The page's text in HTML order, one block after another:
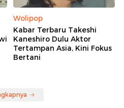
Wolipop
Kabar Terbaru Takeshi
Kaneshiro Dulu Aktor
Tertampan Asia, Kini Fokus
Bertani